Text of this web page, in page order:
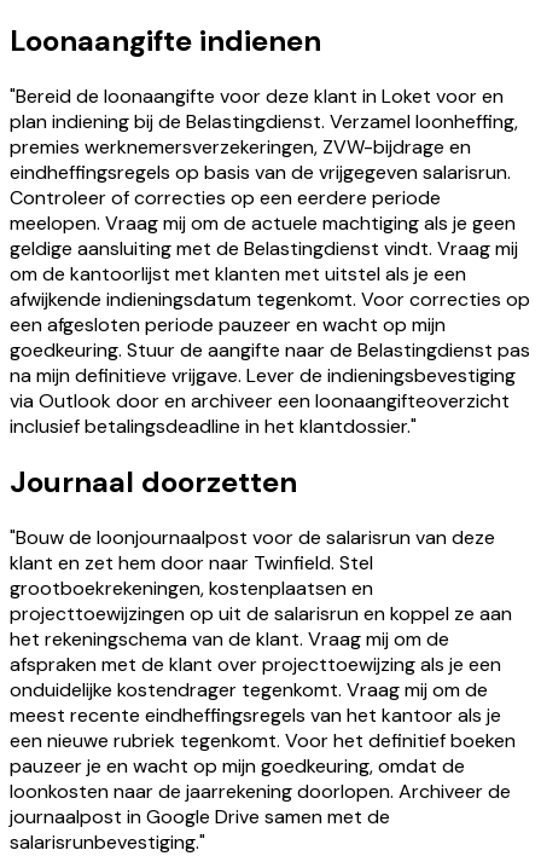
Loonaangifte indienen
"Bereid de loonaangifte voor deze klant in Loket voor en
plan indiening bij de Belastingdienst. Verzamel loonheffing,
premies werknemersverzekeringen, ZVW-bijdrage en
eindheffingsregels op basis van de vrijgegeven salarisrun.
Controleer of correcties op een eerdere periode
meelopen. Vraag mij om de actuele machtiging als je geen
geldige aansluiting met de Belastingdienst vindt. Vraag mij
om de kantoorlijst met klanten met uitstel als je een
afwijkende indieningsdatum tegenkomt. Voor correcties op
een afgesloten periode pauzeer en wacht op mijn
goedkeuring. Stuur de aangifte naar de Belastingdienst pas
na mijn definitieve vrijgave. Lever de indieningsbevestiging
via Outlook door en archiveer een loonaangifteoverzicht
inclusief betalingsdeadline in het klantdossier."
Journaal doorzetten
"Bouw de loonjournaalpost voor de salarisrun van deze
klant en zet hem door naar Twinfield. Stel
grootboekrekeningen, kostenplaatsen en
projecttoewijzingen op uit de salarisrun en koppel ze aan
het rekeningschema van de klant. Vraag mij om de
afspraken met de klant over projecttoewijzing als je een
onduidelijke kostendrager tegenkomt. Vraag mij om de
meest recente eindheffingsregels van het kantoor als je
een nieuwe rubriek tegenkomt. Voor het definitief boeken
pauzeer je en wacht op mijn goedkeuring, omdat de
loonkosten naar de jaarrekening doorlopen. Archiveer de
journaalpost in Google Drive samen met de
salarisrunbevestiging."